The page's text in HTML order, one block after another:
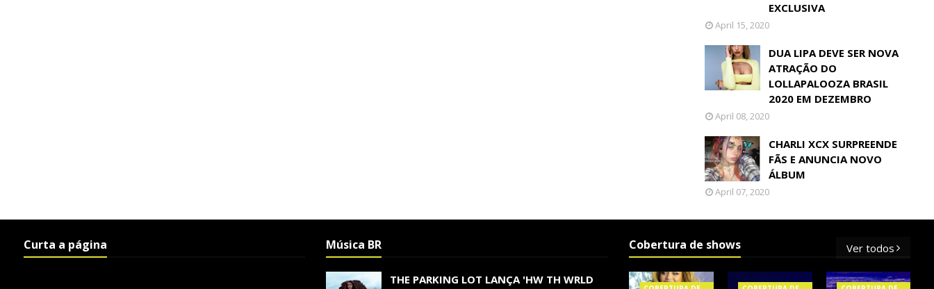
EXCLUSIVA
April 15, 2020
DUA LIPA DEVE SER NOVA
ATRAÇÃO DO
LOLLAPALOOZA BRASIL
2020 EM DEZEMBRO
April 08, 2020
CHARLI XCX SURPREENDE
FÃS E ANUNCIA NOVO
ÁLBUM
April 07, 2020
Curta a página Música BR
THE PARKING LOT LANÇA 'HW TH WRLD
Cobertura de shows Ver todos